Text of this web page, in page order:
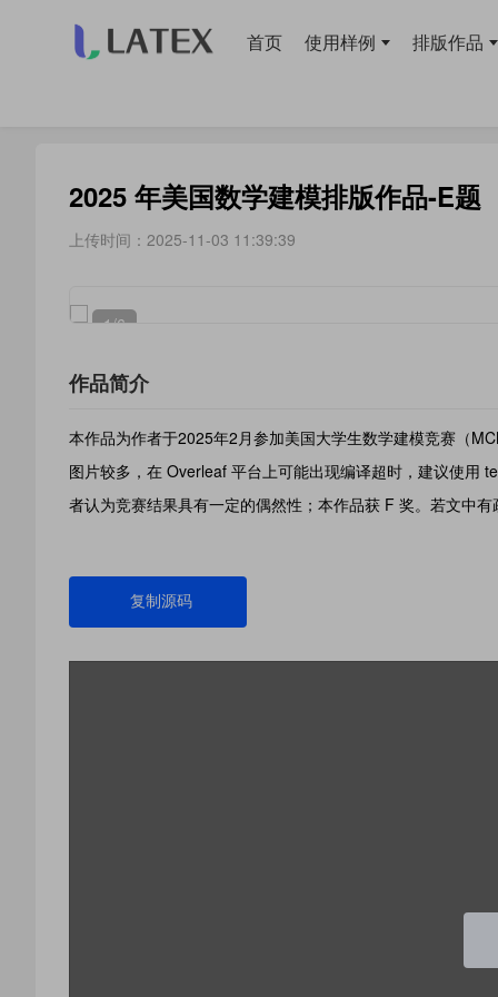
首页 使用样例 排版作品
2025 年美国数学建模排版作品-E题
上传时间：2025-11-03 11:39:39
1/6
作品简介
本作品为作者于2025年2月参加美国大学生数学建模竞赛（
图片较多，在 Overleaf 平台上可能出现编译超时，建议使用
者认为竞赛结果具有一定的偶然性；本作品获 F 奖。若文中
复制源码